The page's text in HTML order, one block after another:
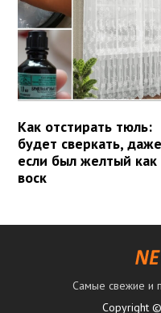
Как отстирать тюль:
будет сверкать, даже
если был желтый как
воск
Самые свежие и
Copyright ©